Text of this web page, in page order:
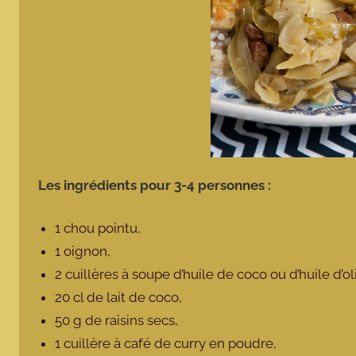
Les ingrédients pour 3-4 personnes :
1 chou pointu,
1 oignon,
2 cuillères à soupe d’huile de coco ou d’huile
20 cl de lait de coco,
50 g de raisins secs,
1 cuillère à café de curry en poudre,